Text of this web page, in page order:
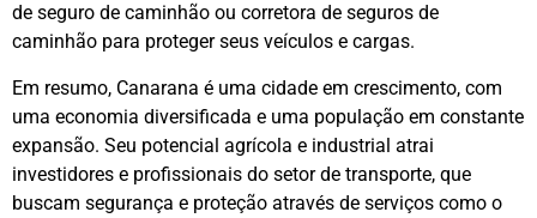
de seguro de caminhão ou corretora de seguros de
caminhão para proteger seus veículos e cargas.
Em resumo, Canarana é uma cidade em crescimento, com
uma economia diversificada e uma população em constante
expansão. Seu potencial agrícola e industrial atrai
investidores e profissionais do setor de transporte, que
buscam segurança e proteção através de serviços como o